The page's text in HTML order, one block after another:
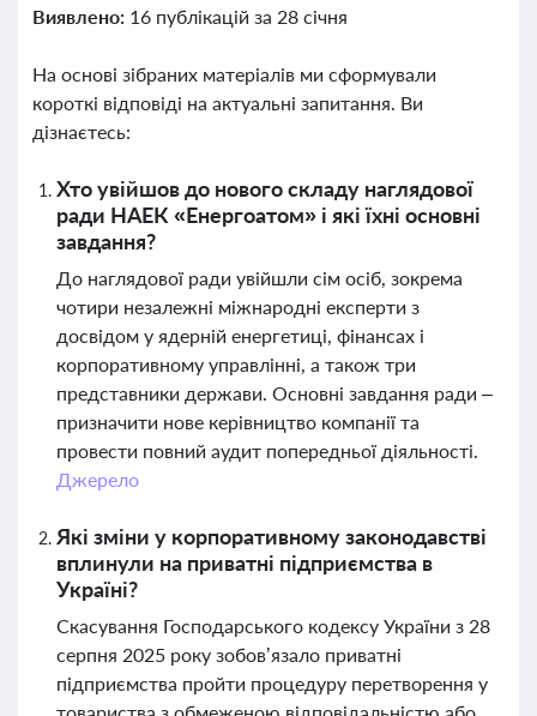
Виявлено: 16 публікацій за 28 січня
На основі зібраних матеріалів ми сформували
короткі відповіді на актуальні запитання. Ви
дізнаєтесь:
Хто увійшов до нового складу наглядової
ради НАЕК «Енергоатом» і які їхні основні
завдання?
До наглядової ради увійшли сім осіб, зокрема
чотири незалежні міжнародні експерти з
досвідом у ядерній енергетиці, фінансах і
корпоративному управлінні, а також три
представники держави. Основні завдання ради –
призначити нове керівництво компанії та
провести повний аудит попередньої діяльності.
Джерело
Які зміни у корпоративному законодавстві
вплинули на приватні підприємства в
Україні?
Скасування Господарського кодексу України з 28
серпня 2025 року зобов’язало приватні
підприємства пройти процедуру перетворення у